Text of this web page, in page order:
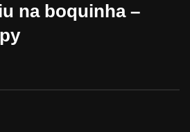
na boquinha –